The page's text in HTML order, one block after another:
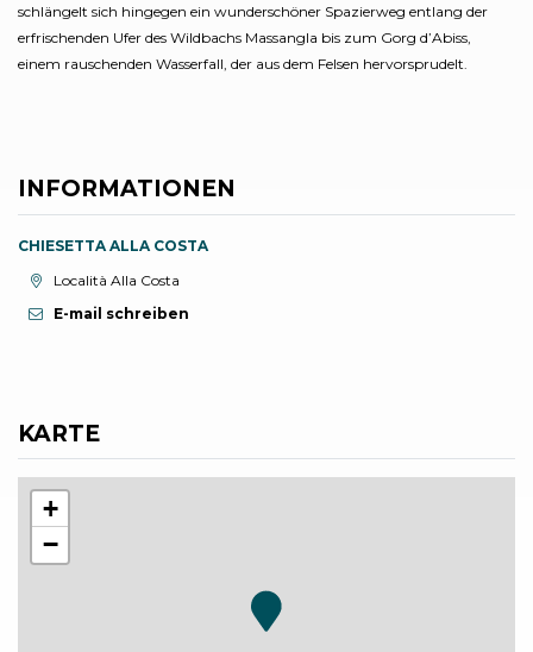
schlängelt sich hingegen ein wunderschöner Spazierweg entlang der
erfrischenden Ufer des Wildbachs Massangla bis zum Gorg d’Abiss,
einem rauschenden Wasserfall, der aus dem Felsen hervorsprudelt.
INFORMATIONEN
CHIESETTA ALLA COSTA
aria.location:
Località Alla Costa
E-mail schreiben
KARTE
+
−